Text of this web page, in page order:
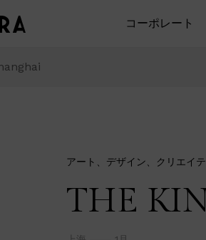
コーポレート
アート、デザイン、クリエイ
THE